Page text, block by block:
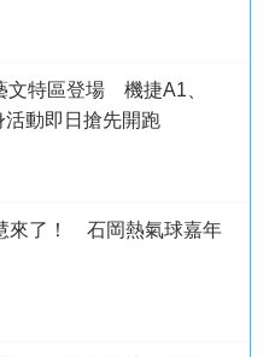
文特區登場 機捷A1、
動即日搶先開跑
來了！ 石岡熱氣球嘉年